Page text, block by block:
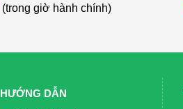
(trong giờ hành chính)
HƯỚNG DẪN